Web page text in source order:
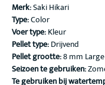
Merk:Saki Hikari
Type:Color
Voer type:Kleur
Pellet type:Drijvend
Pellet grootte:8 mm Large
Seizoen te gebruiken:
Te gebruiken bij